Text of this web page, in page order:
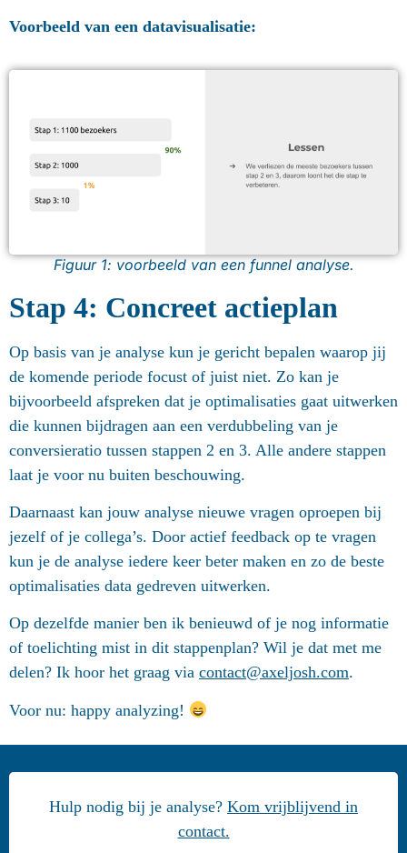
Voorbeeld van een datavisualisatie:
Figuur 1: voorbeeld van een funnel analyse.
Stap 4: Concreet actieplan
Op basis van je analyse kun je gericht bepalen waarop jij
de komende periode focust of juist niet. Zo kan je
bijvoorbeeld afspreken dat je optimalisaties gaat uitwerken
die kunnen bijdragen aan een verdubbeling van je
conversieratio tussen stappen 2 en 3. Alle andere stappen
laat je voor nu buiten beschouwing.
Daarnaast kan jouw analyse nieuwe vragen oproepen bij
jezelf of je collega’s. Door actief feedback op te vragen
kun je de analyse iedere keer beter maken en zo de beste
optimalisaties data gedreven uitwerken.
Op dezelfde manier ben ik benieuwd of je nog informatie
of toelichting mist in dit stappenplan? Wil je dat met me
delen? Ik hoor het graag via contact@axeljosh.com.
Voor nu: happy analyzing!
Hulp nodig bij je analyse? Kom vrijblijvend in
contact.